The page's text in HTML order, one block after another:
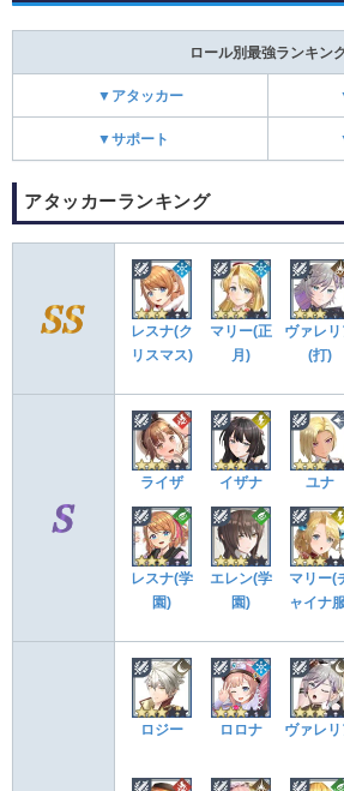
ロール別最強ランキン
▼アタッカー
▼サポート
アタッカーランキング
レスナ(ク
リスマス)
マリー(正
月)
ヴァレリ
(打)
ライザ イザナ ユナ
レスナ(学
園)
エレン(学
園)
マリー(
ャイナ
ロジー ロロナ ヴァレリ